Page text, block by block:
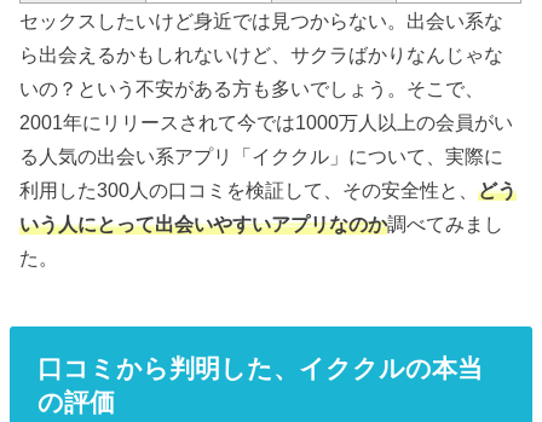
セックスしたいけど身近では見つからない。出会い系な
ら出会えるかもしれないけど、サクラばかりなんじゃな
いの？という不安がある方も多いでしょう。そこで、
2001年にリリースされて今では1000万人以上の会員がい
る人気の出会い系アプリ「イククル」について、実際に
利用した300人の口コミを検証して、その安全性と、どう
いう人にとって出会いやすいアプリなのか調べてみまし
た。
口コミから判明した、イククルの本当
の評価